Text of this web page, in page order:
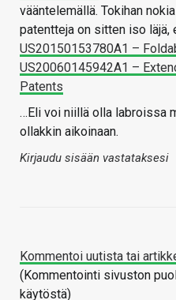
vääntelemällä. Tokihan
patentteja on sitten iso läjä,
US20150153780A1 –
US20060145942A1 –
Patents
…Eli voi niillä olla labroissa
ollakkin aikoinaan.
Kirjaudu sisään vastataksesi
Kommentoi uutista tai
(Kommentointi sivuston
käytöstä)